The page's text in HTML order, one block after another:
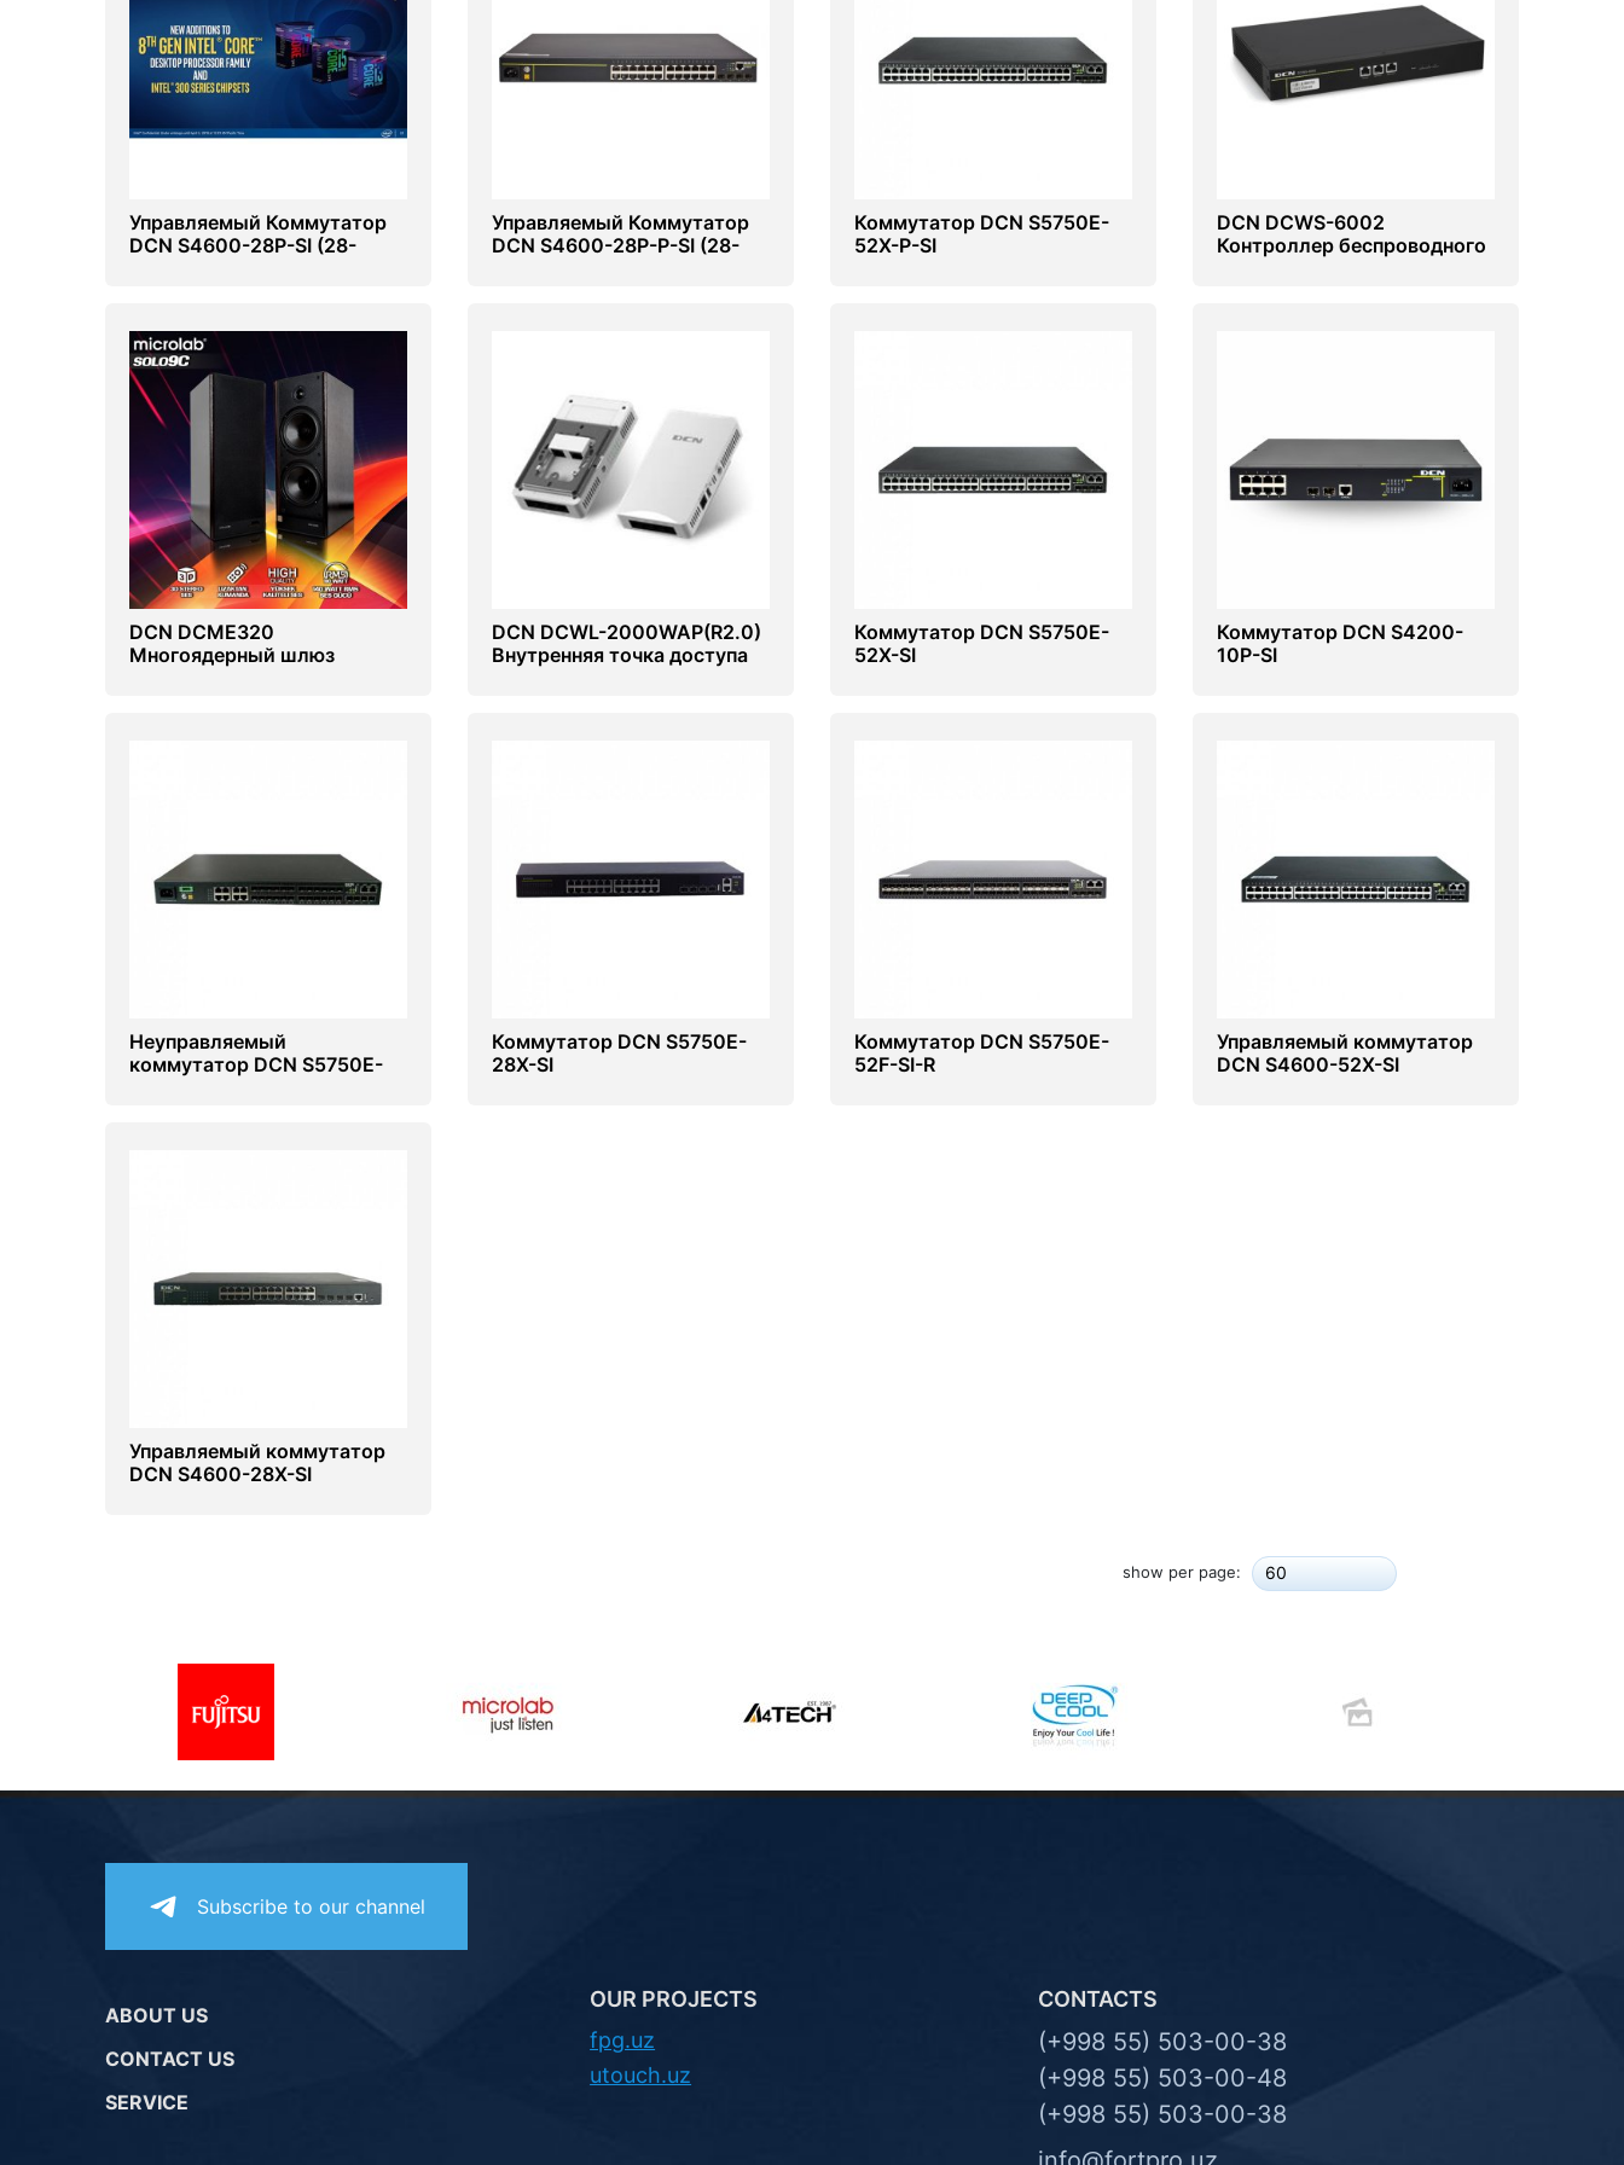
Управляемый Коммутатор
DCN S4600-28P-SI (28-
Управляемый Коммутатор
DCN S4600-28P-P-SI (28-
Коммутатор DCN S5750E-
52X-P-SI
DCN DCWS-6002
Контроллер беспроводного
DCN DCME320
Многоядерный шлюз
DCN DCWL-2000WAP(R2.0)
Внутренняя точка доступа
Коммутатор DCN S5750E-
52X-SI
Коммутатор DCN S4200-
10P-SI
Неуправляемый
коммутатор DCN S5750E-
Коммутатор DCN S5750E-
28X-SI
Коммутатор DCN S5750E-
52F-SI-R
Управляемый коммутатор
DCN S4600-52X-SI
Управляемый коммутатор
DCN S4600-28X-SI
show per page: 60
Subscribe to our channel
ABOUT US
CONTACT US
SERVICE
OUR PROJECTS
fpg.uz
utouch.uz
CONTACTS
(+998 55) 503-00-38
(+998 55) 503-00-48
(+998 55) 503-00-38